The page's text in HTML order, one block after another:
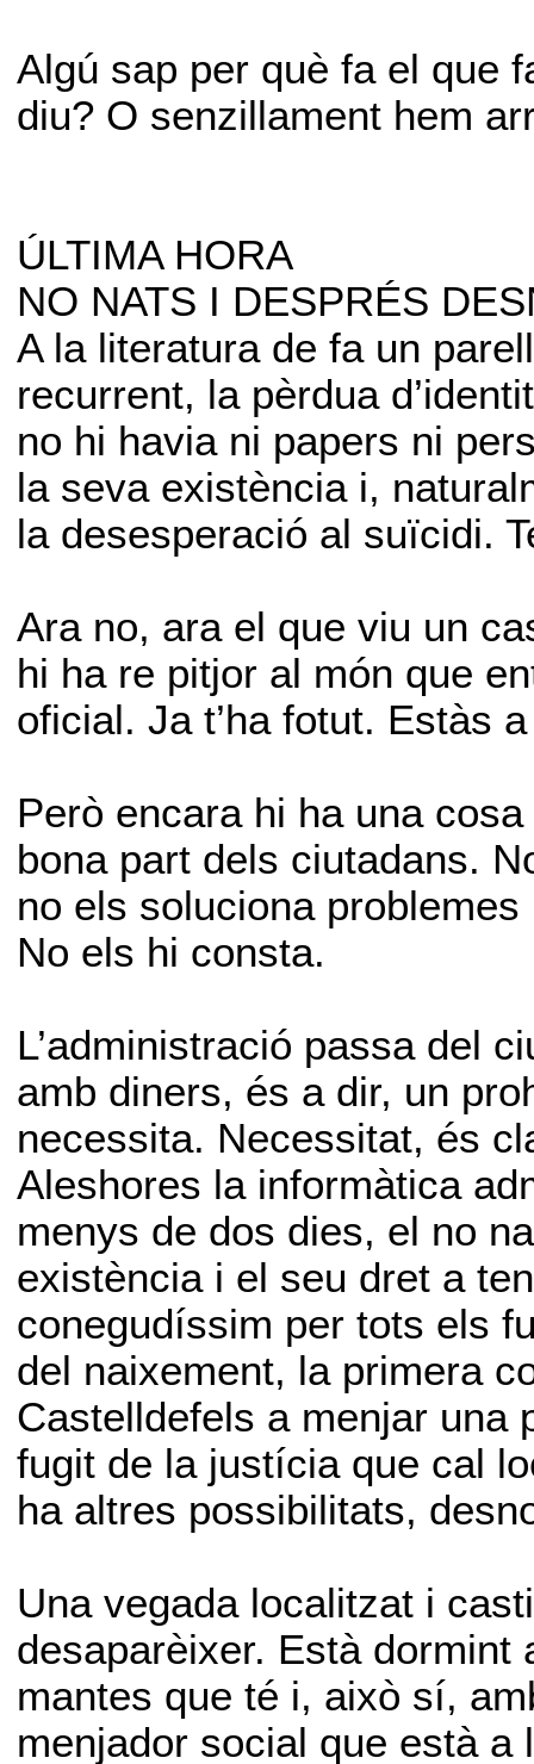
Algú sap per què fa el que
diu? O senzillament hem
ÚLTIMA HORA
NO NATS I DESPRÉS
A la literatura de fa un
recurrent, la pèrdua
no hi havia ni papers ni
la seva existència i,
la desesperació al suïcidi.
Ara no, ara el que viu un
hi ha re pitjor al món que
oficial. Ja t’ha fotut. Estàs
Però encara hi ha una
bona part dels ciutadans.
no els soluciona
No els hi consta.
L’administració passa del
amb diners, és a dir, un
necessita. Necessitat, és
Aleshores la informàtica
menys de dos dies, el no
existència i el seu dret a
conegudíssim per tots els
del naixement, la primera
Castelldefels a menjar una
fugit de la justícia que cal
ha altres possibilitats,
Una vegada localitzat i
desaparèixer. Està
mantes que té i, això sí,
menjador social que està a